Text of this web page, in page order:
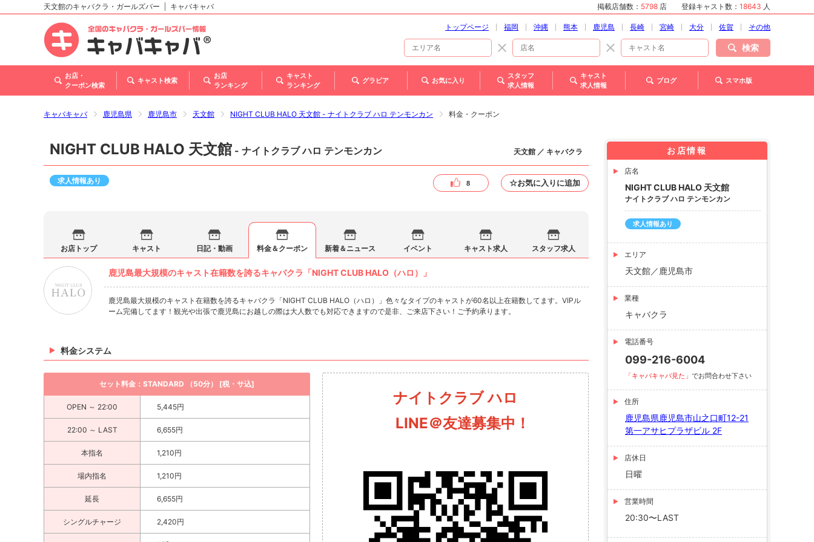
北海道
東北
甲信越・北陸
関西
天文館のキャバクラ・ガールズバー キャバキャバ 掲載店舗数： 5798 店 登録キャスト数： 18643 人
トップページ 福岡 沖縄 熊本 鹿児島 長崎 宮崎 大分 佐賀 その他
検索
お店・
クーポン検索
キャスト検索
お店
ランキング
キャスト
ランキング
グラビア お気に入り
スタッフ
求人情報
キャスト
求人情報
ブログ スマホ版
キャバキャバ 鹿児島県 鹿児島市 天文館 NIGHT CLUB HALO 天文館 - ナイトクラブ ハロ テンモンカン 料金・クーポン
NIGHT CLUB HALO 天文館 - ナイトクラブ ハロ テンモンカン 天文館 ／ キャバクラ
求人情報あり 8 ☆お気に入りに追加
お店トップ キャスト 日記・動画 料金＆クーポン 新着＆ニュース イベント キャスト求人 スタッフ求人
鹿児島最大規模のキャスト在籍数を誇るキャバクラ「NIGHT CLUB HALO（ハロ）」
鹿児島最大規模のキャスト在籍数を誇るキャバクラ「NIGHT CLUB HALO（ハロ）」色々なタイプのキャストが60名以上在籍数してます。VIPル
ーム完備してます！観光や出張で鹿児島にお越しの際は大人数でも対応できますので是非、ご来店下さい！ご予約承ります。
料金システム
ナイトクラブ ハロ
LINE＠友達募集中！
セット料金：STANDARD （50分） [税・サ込]
OPEN ～ 22:00 5,445円
22:00 ～ LAST 6,655円
本指名 1,210円
場内指名 1,210円
延長 6,655円
シングルチャージ 2,420円
お店情報
店名
NIGHT CLUB HALO 天文館
ナイトクラブ ハロ テンモンカン
求人情報あり
エリア
天文館／鹿児島市
業種
キャバクラ
電話番号
099-216-6004
「キャバキャバ見た」 でお問合わせ下さい
住所
鹿児島県鹿児島市山之口町12-21
第一アサヒプラザビル 2F
店休日
日曜
営業時間
20:30〜LAST